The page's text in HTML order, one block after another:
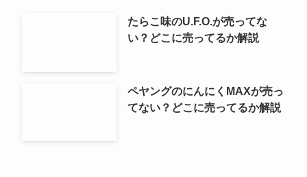
たらこ味のU.F.O.が売ってな
い？どこに売ってるか解説
ペヤングのにんにくMAXが売っ
てない？どこに売ってるか解説